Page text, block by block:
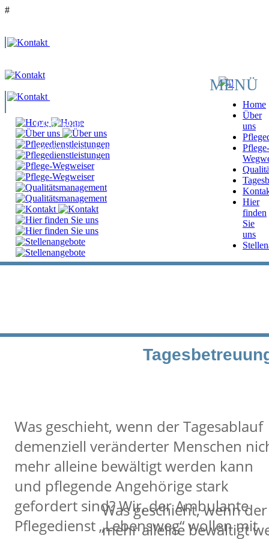
#
Was geschieht, wenn
mehr alleine bewältigt
info@lebensweg-pflege.de
04561 6139 870
Was geschieht, wenn der Tagesablauf
demenziell veränderter Menschen
mehr alleine bewältigt werden kann
und pflegende Angehörige stark
gefordert sind?Wir, der Ambulante
Pflegedienst „Lebensweg“ wollen mit
Home
Über
uns
Pflege-
Hier
finden
Sie
uns
MENÜ